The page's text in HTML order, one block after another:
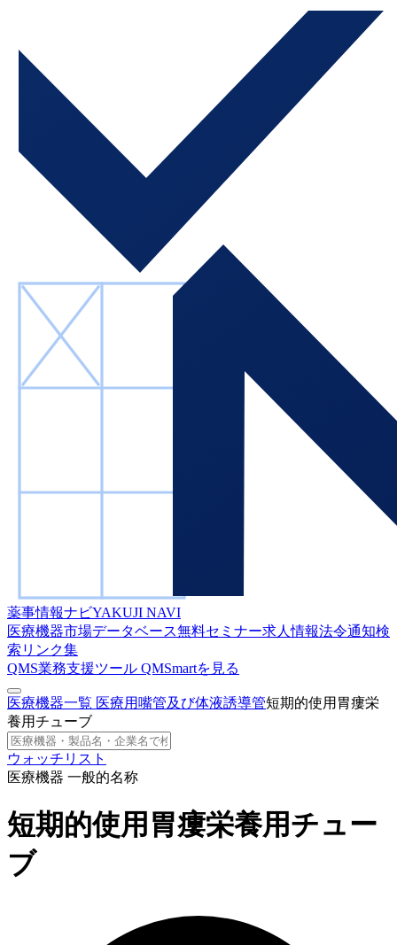
薬事情報ナビYAKUJI NAVI
医療機器市場データベース無料セミナー求人情報法令通知検
索 リンク集
QMS業務支援ツール QMSmartを見る
医療機器一覧 医療用嘴管及び体液誘導管短期的使用胃瘻栄
養用チューブ
ウォッチリスト
医療機器 一般的名称
短期的使用胃瘻栄養用チュー
ブ